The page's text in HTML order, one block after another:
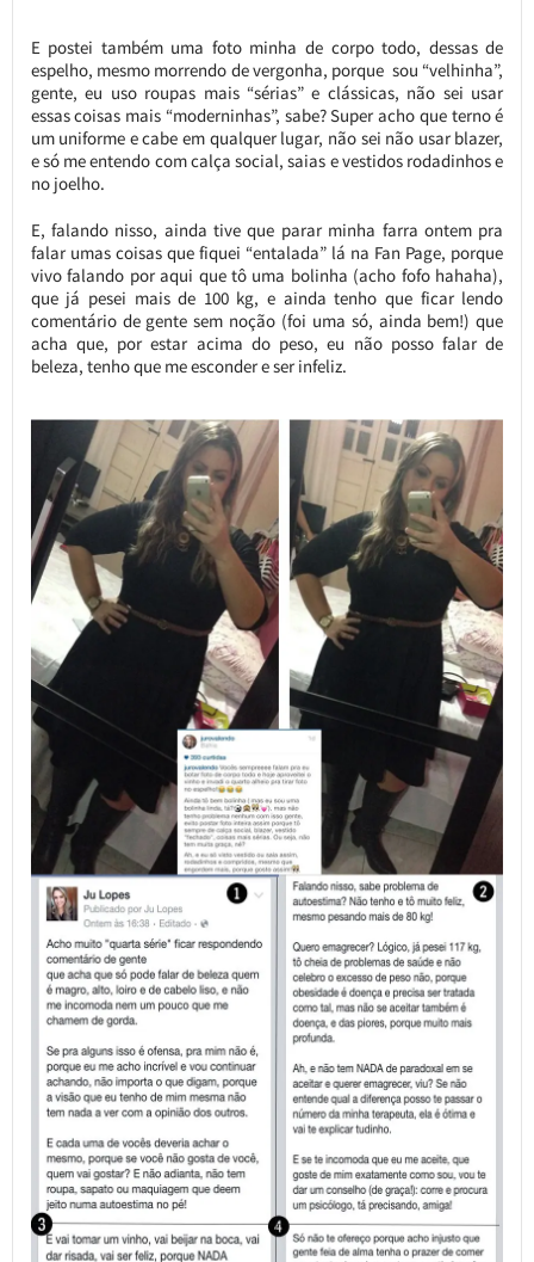
E postei também uma foto minha de corpo todo, dessas de
espelho, mesmo morrendo de vergonha, porque sou “velhinha”,
gente, eu uso roupas mais “sérias” e clássicas, não sei usar
essas coisas mais “moderninhas”, sabe? Super acho que terno é
um uniforme e cabe em qualquer lugar, não sei não usar blazer,
e só me entendo com calça social, saias e vestidos rodadinhos e
no joelho.
E, falando nisso, ainda tive que parar minha farra ontem pra
falar umas coisas que fiquei “entalada” lá na Fan Page, porque
vivo falando por aqui que tô uma bolinha (acho fofo hahaha),
que já pesei mais de 100 kg, e ainda tenho que ficar lendo
comentário de gente sem noção (foi uma só, ainda bem!) que
acha que, por estar acima do peso, eu não posso falar de
beleza, tenho que me esconder e ser infeliz.